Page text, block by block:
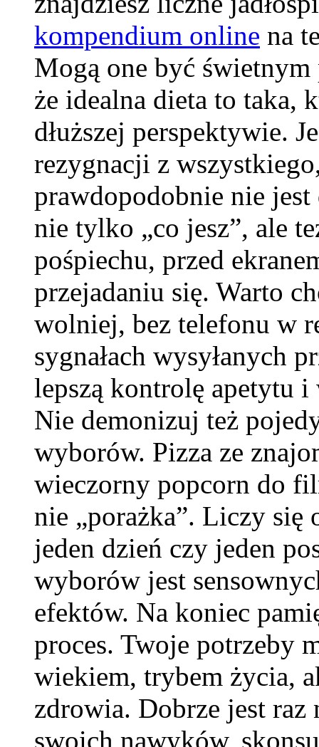
kompendium online na
Mogą one być
że idealna dieta to taka,
dłuższej perspektywie.
rezygnacji z
prawdopodobnie nie
nie tylko „co jesz”, ale
pośpiechu, przed
przejadaniu się. Warto
wolniej, bez telefonu w
sygnałach wysyłanych
lepszą kontrolę apetytu i
Nie demonizuj też
wyborów. Pizza ze
wieczorny popcorn do
nie „porażka”. Liczy się
jeden dzień czy jeden
wyborów jest
efektów. Na koniec
proces. Twoje potrzeby
wiekiem, trybem życia,
zdrowia. Dobrze jest raz
swoich nawyków,